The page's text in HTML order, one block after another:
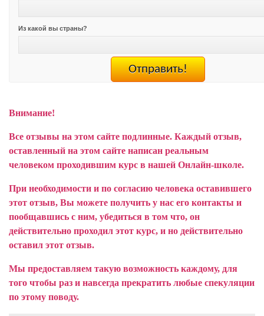
Из какой вы страны?
Внимание!
Все отзывы на этом сайте подлинные. Каждый отзыв,
оставленный на этом сайте написан реальным
человеком проходившим курс в нашей Онлайн-школе.
При необходимости и по согласию человека оставившего
этот отзыв, Вы можете получить у нас его контакты и
пообщавшись с ним, убедиться в том что, он
действительно проходил этот курс, и но действительно
оставил этот отзыв.
Мы предоставляем такую возможность каждому, для
того чтобы раз и навсегда прекратить любые спекуляции
по этому поводу.